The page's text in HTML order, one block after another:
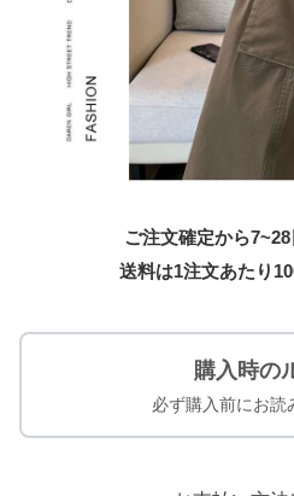
ご注文確定から
送料は1注文あたり
購入時の
必ず購入前にお読